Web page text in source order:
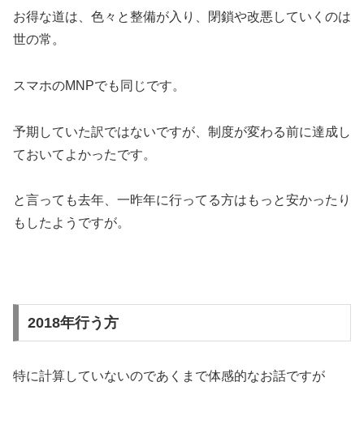
お得な道は、色々と整備が入り、閉鎖や改悪していくのは
世の常。
スマホのMNPでも同じです。
予期していた訳ではないですが、制度が変わる前に達成し
ておいてよかったです。
と言っても去年、一昨年に行ってる方はもっと安かったり
もしたようですが。
2018年行う方
特に計算していないのであくまで体感的なお話ですが